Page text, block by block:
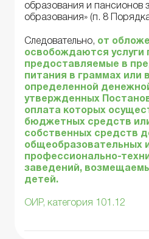
образования и пансионов
образования» (п. 8
Следовательно, от
освобождаются услуги
предоставляемые в
питания в граммах или
определенной
утвержденных
оплата которых
бюджетных средств
собственных средств
общеобразовательных
профессионально-
заведений,
детей.
ОИР, категория 101.12